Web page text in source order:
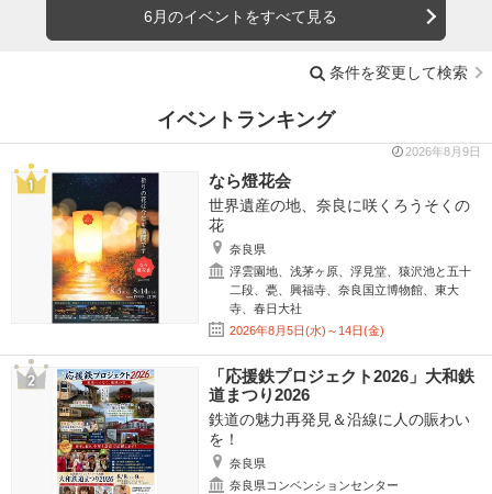
6月のイベントをすべて見る
条件を変更して検索
イベントランキング
2026年8月9日
なら燈花会
世界遺産の地、奈良に咲くろうそくの
花
奈良県
浮雲園地、浅茅ヶ原、浮見堂、猿沢池と五十
二段、甍、興福寺、奈良国立博物館、東大
寺、春日大社
2026年8月5日(水)～14日(金)
「応援鉄プロジェクト2026」大和鉄
道まつり2026
鉄道の魅力再発見＆沿線に人の賑わい
を！
奈良県
奈良県コンベンションセンター